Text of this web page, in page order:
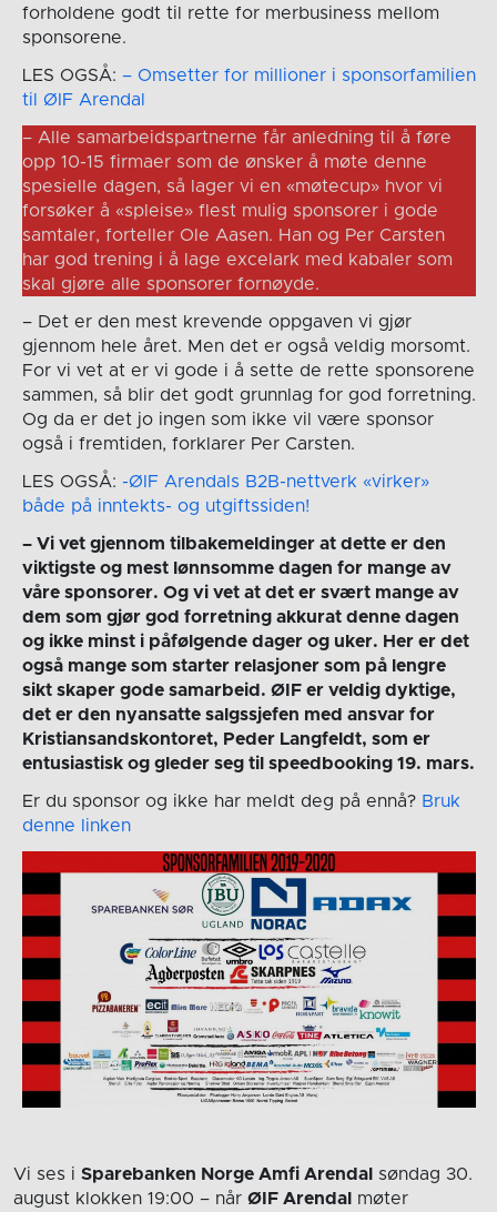
forholdene godt til rette for merbusiness mellom
sponsorene.
LES OGSÅ: – Omsetter for millioner i sponsorfamilien
til ØIF Arendal
– Alle samarbeidspartnerne får anledning til å føre
opp 10-15 firmaer som de ønsker å møte denne
spesielle dagen, så lager vi en «møtecup» hvor vi
forsøker å «spleise» flest mulig sponsorer i gode
samtaler, forteller Ole Aasen. Han og Per Carsten
har god trening i å lage excelark med kabaler som
skal gjøre alle sponsorer fornøyde.
– Det er den mest krevende oppgaven vi gjør
gjennom hele året. Men det er også veldig morsomt.
For vi vet at er vi gode i å sette de rette sponsorene
sammen, så blir det godt grunnlag for god forretning.
Og da er det jo ingen som ikke vil være sponsor
også i fremtiden, forklarer Per Carsten.
LES OGSÅ: -ØIF Arendals B2B-nettverk «virker»
både på inntekts- og utgiftssiden!
– Vi vet gjennom tilbakemeldinger at dette er den
viktigste og mest lønnsomme dagen for mange av
våre sponsorer. Og vi vet at det er svært mange av
dem som gjør god forretning akkurat denne dagen
og ikke minst i påfølgende dager og uker. Her er det
også mange som starter relasjoner som på lengre
sikt skaper gode samarbeid. ØIF er veldig dyktige,
det er den nyansatte salgssjefen med ansvar for
Kristiansandskontoret, Peder Langfeldt, som er
entusiastisk og gleder seg til speedbooking 19. mars.
Er du sponsor og ikke har meldt deg på ennå? Bruk
denne linken
Vi ses i Sparebanken Norge Amfi Arendal
søndag 30.
august klokken 19:00 – når ØIF Arendal møter